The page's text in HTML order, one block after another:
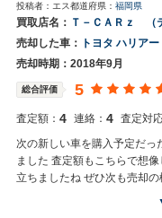
投稿者：エス都道府県： 福岡県
買取店名： Ｔ－ＣＡＲｚ （
売却した車：
トヨタ ハリアー
売却時期：2018年9月
総合評価 5
査定額： 4 連絡： 4 査定対
次の新しい車を購入予定だっ
ました 査定額もこちらで想
立ちましたね ぜひ次も売却